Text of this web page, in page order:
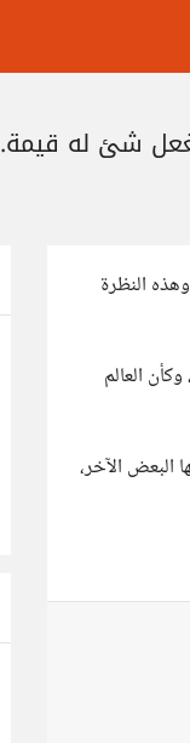
شئ له قيمة.
النظرة
العالم
البعض الآخر،